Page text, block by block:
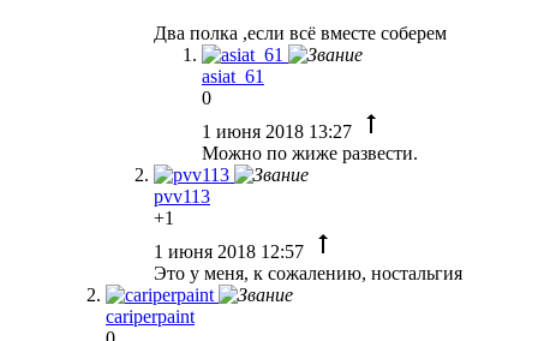
Два полка ,если всё вместе соберем
asiat_61
0
1 июня 2018 13:27
Можно по жиже развести.
pvv113
+1
1 июня 2018 12:57
Это у меня, к сожалению, ностальгия
cariperpaint